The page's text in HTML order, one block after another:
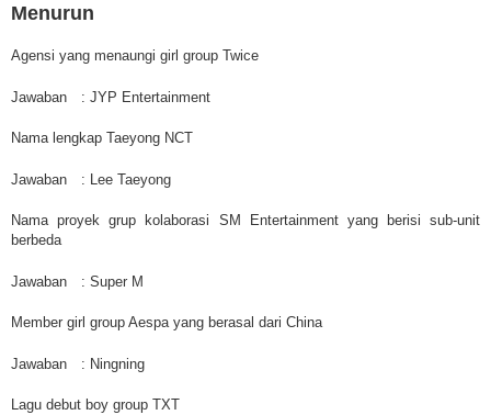
Menurun
Agensi yang menaungi girl group Twice
Jawaban : JYP Entertainment
Nama lengkap Taeyong NCT
Jawaban : Lee Taeyong
Nama proyek grup kolaborasi SM Entertainment yang berisi sub-unit
berbeda
Jawaban : Super M
Member girl group Aespa yang berasal dari China
Jawaban : Ningning
Lagu debut boy group TXT